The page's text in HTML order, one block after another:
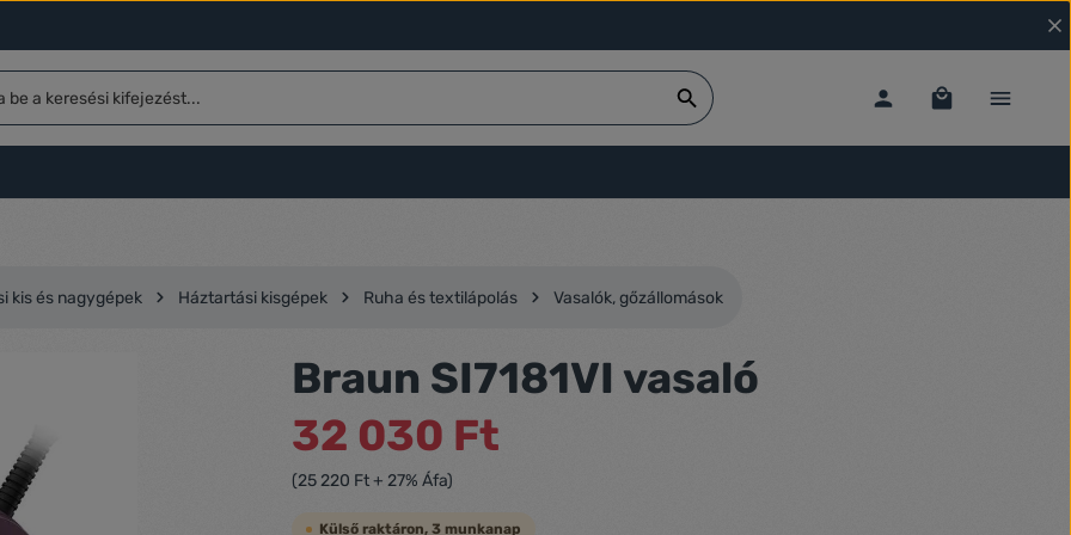
kis és nagygépek Háztartási kisgépek Ruha és textilápolás Vasalók, gőzállomások
Braun SI7181VI vasaló
32 030 Ft
(25 220 Ft + 27% Áfa)
Külső raktáron, 3 munkanap